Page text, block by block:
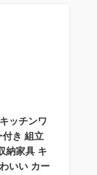
ッチンワ
付き 組立
納家具 キ
いい カー